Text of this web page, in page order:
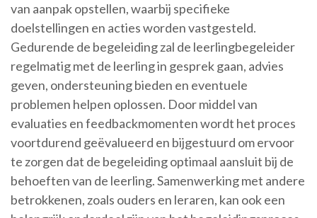
van aanpak opstellen, waarbij specifieke
doelstellingen en acties worden vastgesteld.
Gedurende de begeleiding zal de leerlingbegeleider
regelmatig met de leerling in gesprek gaan, advies
geven, ondersteuning bieden en eventuele
problemen helpen oplossen. Door middel van
evaluaties en feedbackmomenten wordt het proces
voortdurend geëvalueerd en bijgestuurd om ervoor
te zorgen dat de begeleiding optimaal aansluit bij de
behoeften van de leerling. Samenwerking met andere
betrokkenen, zoals ouders en leraren, kan ook een